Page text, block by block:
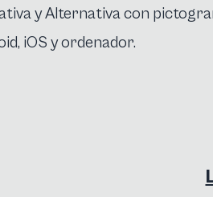
y Alternativa con
iOS y ordenador.